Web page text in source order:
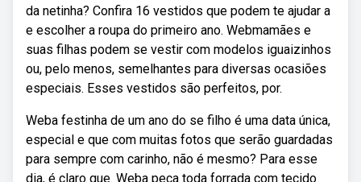
da netinha? Confira 16 vestidos que podem te ajudar a
e escolher a roupa do primeiro ano. Webmamães e
suas filhas podem se vestir com modelos iguaizinhos
ou, pelo menos, semelhantes para diversas ocasiões
especiais. Esses vestidos são perfeitos, por.
Weba festinha de um ano do se filho é uma data única,
especial e que com muitas fotos que serão guardadas
para sempre com carinho, não é mesmo? Para esse
dia, é claro que. Weba peça toda forrada com tecido